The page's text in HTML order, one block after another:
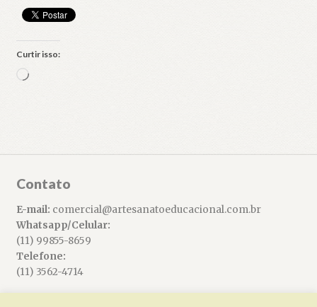
Curtir isso:
Carregando...
Contato
E-mail: comercial@artesanatoeducacional.com.br
Whatsapp/Celular:
(11) 99855-8659
Telefone:
(11) 3562-4714